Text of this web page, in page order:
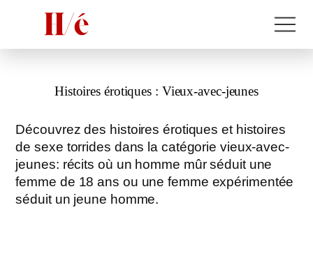
Histoires érotiques : Vieux-avec-jeunes
Découvrez des histoires érotiques et histoires
de sexe torrides dans la catégorie vieux-avec-
jeunes: récits où un homme mûr séduit une
femme de 18 ans ou une femme expérimentée
séduit un jeune homme.